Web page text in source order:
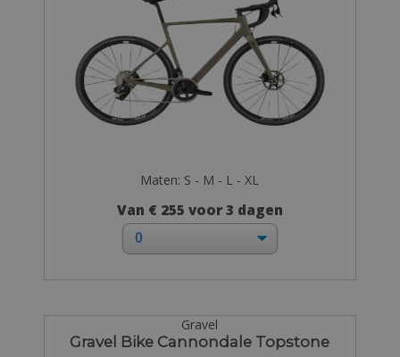
Maten: S - M - L - XL
Van € 255 voor 3 dagen
Gravel
Gravel Bike Cannondale Topstone